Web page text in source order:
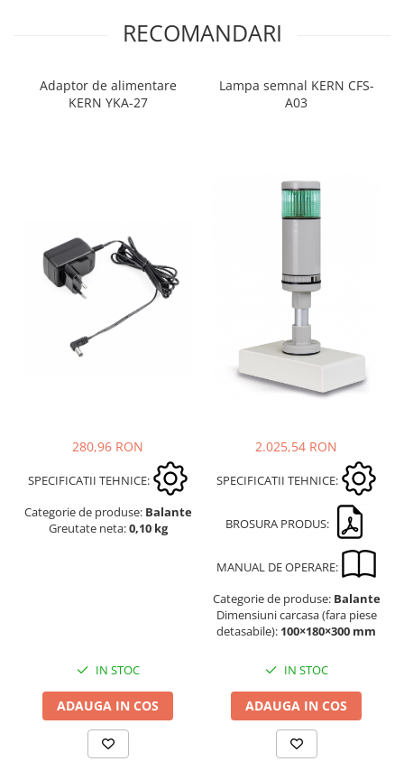
RECOMANDARI
Adaptor de alimentare
KERN YKA-27
280,96 RON
SPECIFICATII TEHNICE:
Categorie de produse: Balante
Greutate neta:0,10 kg
IN STOC
ADAUGA IN COS
Lampa semnal KERN CFS-
A03
2.025,54 RON
SPECIFICATII TEHNICE:
BROSURA PRODUS:
MANUAL DE OPERARE:
Categorie de produse: Balante
Dimensiuni carcasa (fara piese
detasabile): 100×180×300 mm
IN STOC
ADAUGA IN COS